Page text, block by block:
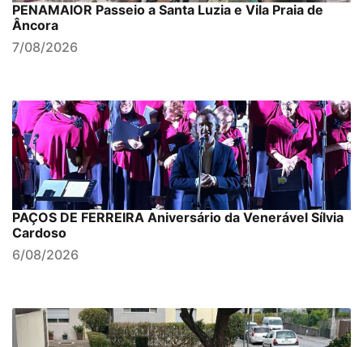
PENAMAIOR Passeio a Santa Luzia e Vila Praia de
Âncora
7/08/2026
PAÇOS DE FERREIRA Aniversário da Venerável Sílvia
Cardoso
6/08/2026